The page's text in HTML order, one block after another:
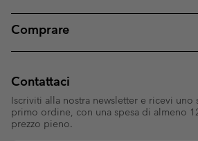
Comprare
Contattaci
Iscriviti alla nostra newsletter e ricevi uno
primo ordine, con una spesa di almeno
prezzo pieno.